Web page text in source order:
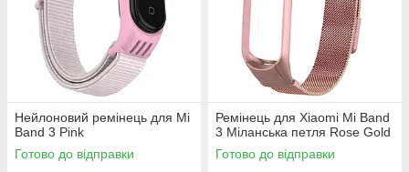
Нейлоновий ремінець для Mi
Band 3 Pink
Готово до відправки
Ремінець для Xiaomi Mi Band
3 Міланська петля Rose Gold
Готово до відправки